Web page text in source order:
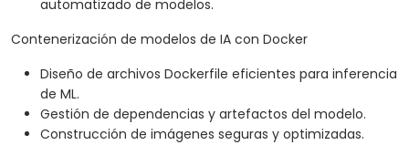
automatizado de modelos.
Contenerización de modelos de IA con Docker
Diseño de archivos Dockerfile eficientes para inferencia
de ML.
Gestión de dependencias y artefactos del modelo.
Construcción de imágenes seguras y optimizadas.